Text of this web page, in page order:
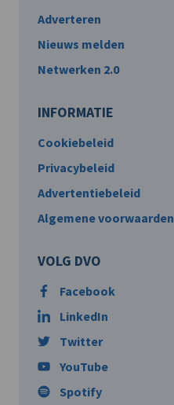
Adverteren
Nieuws melden
Netwerken 2.0
INFORMATIE
Cookiebeleid
Privacybeleid
Advertentiebeleid
Algemene voorwaarden
VOLG DVO
Facebook
LinkedIn
Twitter
YouTube
Spotify